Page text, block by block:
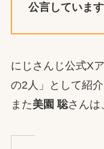
公言しています
にじさんじ公式X
の2人」として紹介
また美園 聡さんは